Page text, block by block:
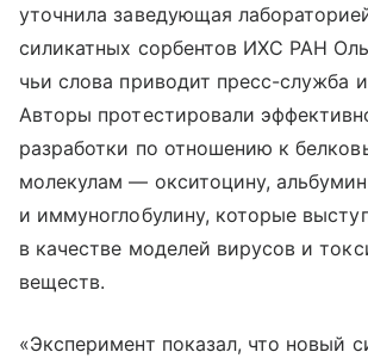
уточнила заведующая
силикатных сорбентов ИХС РАН
чьи слова приводит пресс-служба
Авторы протестировали
разработки по отношению к
молекулам — окситоцину,
и иммуноглобулину, которые
в качестве моделей вирусов и
веществ.
«Эксперимент показал, что новый